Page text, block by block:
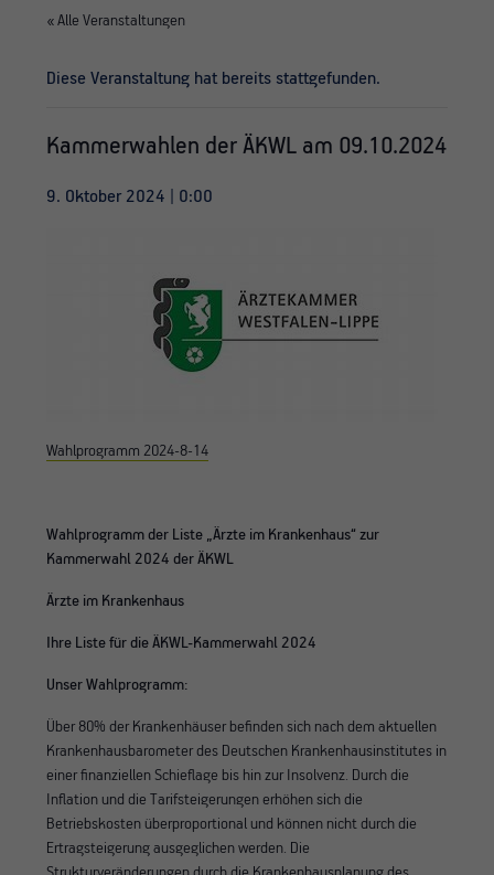
« Alle Veranstaltungen
Diese Veranstaltung hat bereits stattgefunden.
Kammerwahlen der ÄKWL am 09.10.2024
9. Oktober 2024 | 0:00
Wahlprogramm 2024-8-14
Wahlprogramm der Liste „Ärzte im Krankenhaus“ zur
Kammerwahl 2024 der ÄKWL
Ärzte im Krankenhaus
Ihre Liste für die ÄKWL-Kammerwahl 2024
Unser Wahlprogramm:
Über 80% der Krankenhäuser befinden sich nach dem aktuellen
Krankenhausbarometer des Deutschen Krankenhausinstitutes in
einer finanziellen Schieflage bis hin zur Insolvenz. Durch die
Inflation und die Tarifsteigerungen erhöhen sich die
Betriebskosten überproportional und können nicht durch die
Ertragsteigerung ausgeglichen werden. Die